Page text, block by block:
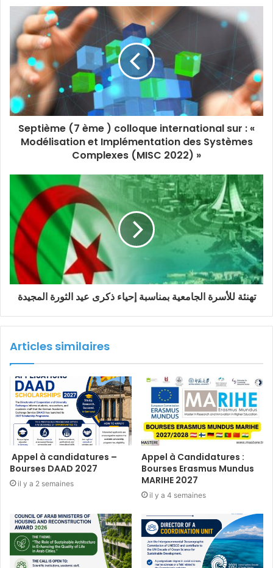
Septième (7 ème ) colloque international sur : «
Modélisation et Implémentation des Systèmes
Complexes (MISC 2022) »
تهنئة للأسرة الجامعية بمناسبة إحياء ذكرى عيد الثورة المجيدة
Articles similaires
Appel à candidatures –
Bourses DAAD 2027
il y a 2 semaines
Appel à Candidatures :
Bourses Erasmus Mundus
MARIHE 2027
il y a 4 semaines